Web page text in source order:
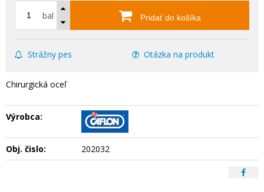
bal Pridať do košíka
Strážny pes Otázka na produkt
Chirurgická oceľ
Výrobca:
Obj. čislo: 202032